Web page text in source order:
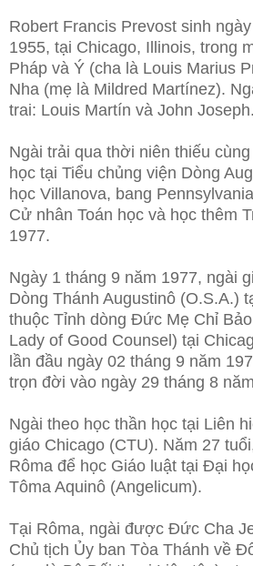
Robert Francis Prevost sinh
1955, tại Chicago, Illinois, trong
Pháp và Ý (cha là Louis Marius
Nha (mẹ là Mildred Martínez).
trai: Louis Martín và John Joseph.
Ngài trải qua thời niên thiếu
học tại Tiểu chủng viện Dòng
học Villanova, bang
Cử nhân Toán học và học thêm
1977.
Ngày 1 tháng 9 năm 1977, ngài
Dòng Thánh Augustinô (O.S.A.)
thuộc Tỉnh dòng Đức Mẹ Chỉ
Lady of Good Counsel) tại
lần đầu ngày 02 tháng 9 năm
trọn đời vào ngày 29 tháng 8
Ngài theo học thần học tại Liên
giáo Chicago (CTU). Năm 27
Rôma để học Giáo luật tại Đại
Tôma Aquinô (Angelicum).
Tại Rôma, ngài được Đức Cha
Chủ tịch Ủy ban Tòa Thánh về